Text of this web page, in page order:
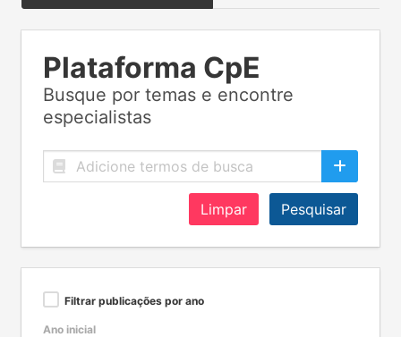
Plataforma CpE
Busque por temas e encontre
especialistas
Limpar Pesquisar
Filtrar publicações por ano
Ano inicial